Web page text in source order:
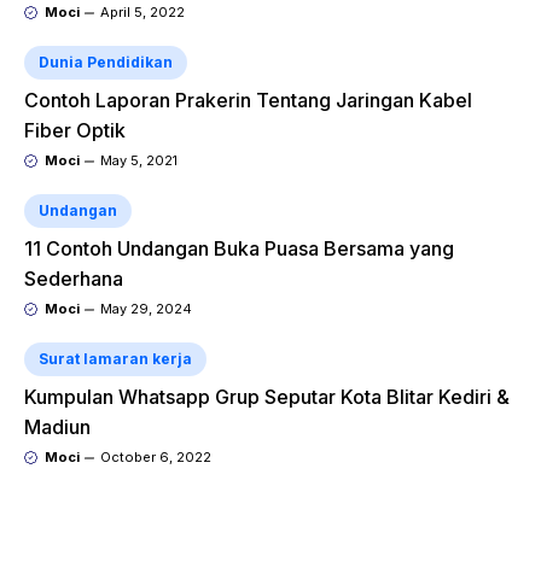
Moci April 5, 2022
Dunia Pendidikan
Contoh Laporan Prakerin Tentang Jaringan Kabel
Fiber Optik
Moci May 5, 2021
Undangan
11 Contoh Undangan Buka Puasa Bersama yang
Sederhana
Moci May 29, 2024
Surat lamaran kerja
Kumpulan Whatsapp Grup Seputar Kota Blitar Kediri &
Madiun
Moci October 6, 2022